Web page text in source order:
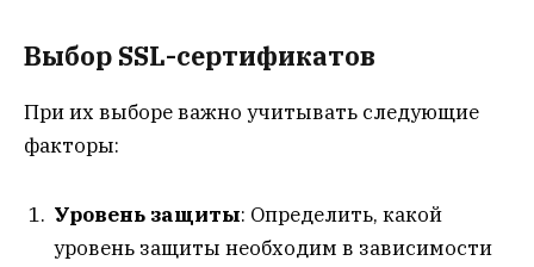
Выбор SSL-сертификатов
При их выборе важно учитывать следующие
факторы:
Уровень защиты: Определить, какой
уровень защиты необходим в зависимости